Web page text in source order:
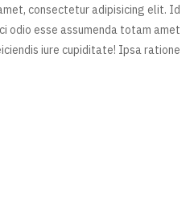
consectetur adipisicing elit. Id
odio esse assumenda totam amet
iure cupiditate! Ipsa ratione,